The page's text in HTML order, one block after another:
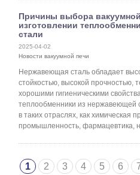
Причины выбора
изготовлении
стали
2025-04-02
Новости вакуумной печи
Нержавеющая сталь обладает
стойкостью, высокой прочностью,
хорошими гигиеническими
теплообменники из нержавеющей
в таких отраслях, как химическая
промышленность, фармацевтика,
1 2 3 4 5 6